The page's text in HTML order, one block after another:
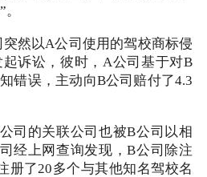
然以A公司使用的驾校商标侵
诉讼，彼时，A公司基于对B
错误，主动向B公司赔付了4.3
的关联公司也被B公司以相
经上网查询发现，B公司除注
册了20多个与其他知名驾校名